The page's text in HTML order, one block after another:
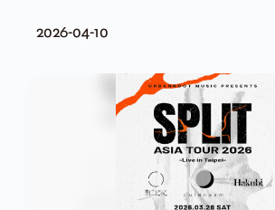
2026-04-10